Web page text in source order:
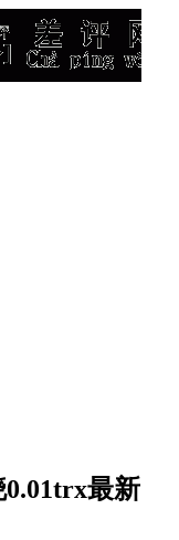
0.01trx最新